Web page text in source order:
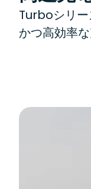
Turboシリー
かつ高効率